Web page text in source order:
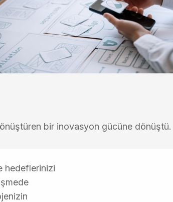
bir inovasyon gücüne dönüştü.
hedeflerinizi